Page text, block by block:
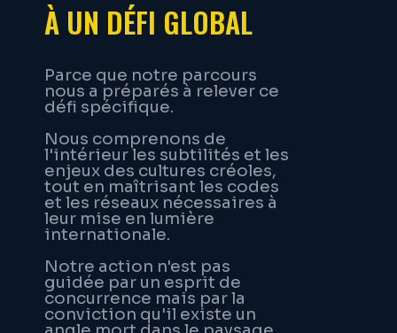
À UN DÉFI GLOBAL
Parce que notre parcours
nous a préparés à relever ce
défi spécifique.
Nous comprenons de
l'intérieur les subtilités et les
enjeux des cultures créoles,
tout en maîtrisant les codes
et les réseaux nécessaires à
leur mise en lumière
internationale.
Notre action n'est pas
guidée par un esprit de
concurrence mais par la
conviction qu'il existe un